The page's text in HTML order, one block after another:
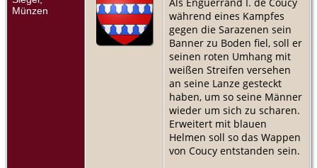
Herrschaft
Marle
Titel
(genauer)-
Herr von
Oisy - -
Herrschaft
Oisy
Tod- 26
Aug 1346 -
Schlachtfeld
Münzen
während eines Kampfes
gegen die Sarazenen sein
Banner zu Boden fiel, soll er
seinen roten Umhang mit
weißen Streifen versehen
an seine Lanze gesteckt
haben, um so seine Männer
wieder um sich zu scharen.
Erweitert mit blauen
Helmen soll so das Wappen
von Coucy entstanden sein.